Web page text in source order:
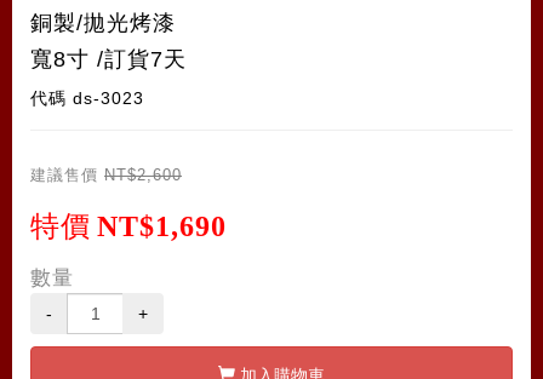
銅製/拋光烤漆
寬8寸 /訂貨7天
代碼 ds-3023
建議售價 NT$2,600
特價 NT$1,690
數量
- +